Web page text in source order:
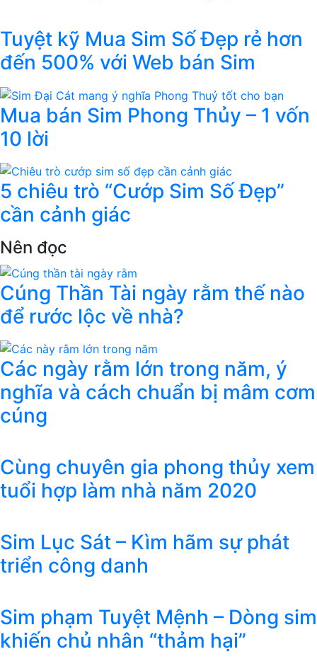
Tuyệt kỹ Mua Sim Số Đẹp rẻ hơn
đến 500% với Web bán Sim
Mua bán Sim Phong Thủy – 1 vốn
10 lời
5 chiêu trò “Cướp Sim Số Đẹp”
cần cảnh giác
Nên đọc
Cúng Thần Tài ngày rằm thế nào
để rước lộc về nhà?
Các ngày rằm lớn trong năm, ý
nghĩa và cách chuẩn bị mâm cơm
cúng
Cùng chuyên gia phong thủy xem
tuổi hợp làm nhà năm 2020
Sim Lục Sát – Kìm hãm sự phát
triển công danh
Sim phạm Tuyệt Mệnh – Dòng sim
khiến chủ nhân “thảm hại”